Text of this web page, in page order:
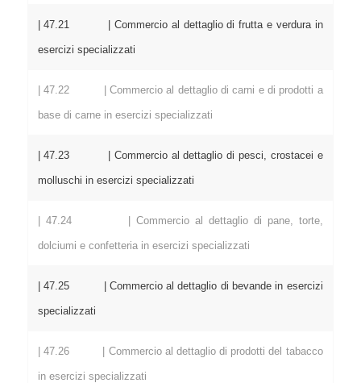
| 47.21 | Commercio al dettaglio di frutta e verdura in
esercizi specializzati
| 47.22 | Commercio al dettaglio di carni e di prodotti a
base di carne in esercizi specializzati
| 47.23 | Commercio al dettaglio di pesci, crostacei e
molluschi in esercizi specializzati
| 47.24 | Commercio al dettaglio di pane, torte,
dolciumi e confetteria in esercizi specializzati
| 47.25 | Commercio al dettaglio di bevande in esercizi
specializzati
| 47.26 | Commercio al dettaglio di prodotti del tabacco
in esercizi specializzati